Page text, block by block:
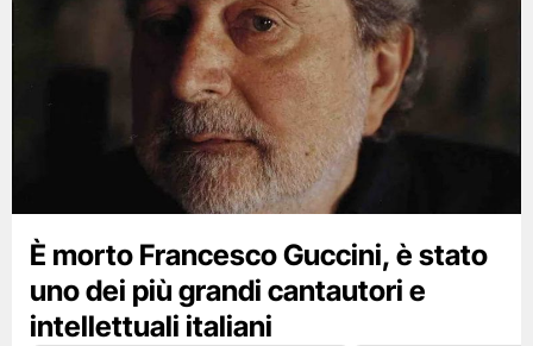
È morto Francesco Guccini, è stato
uno dei più grandi cantautori e
intellettuali italiani